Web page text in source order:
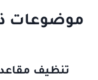
موضوعات
تنظيف مقاعد